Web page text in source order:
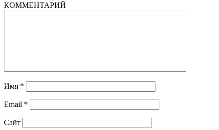
КОММЕНТАРИЙ
Имя *
Email *
Сайт